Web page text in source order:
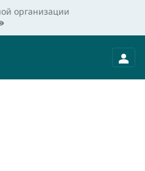
организации